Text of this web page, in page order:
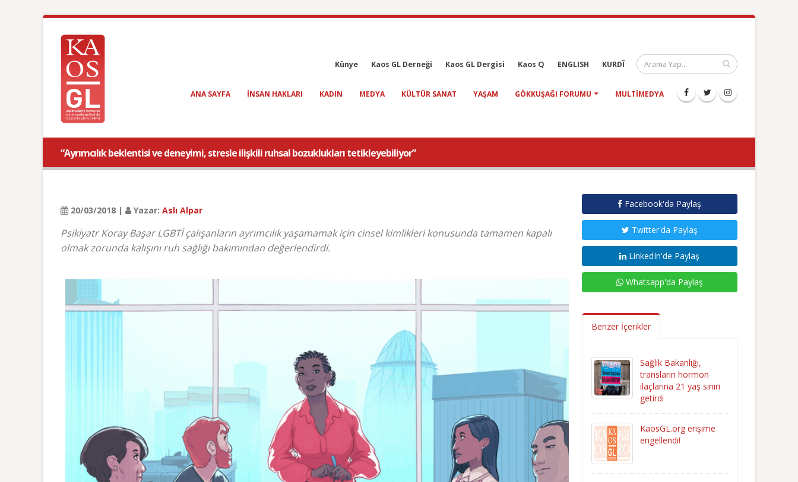
Künye Kaos GL Derneği Kaos GL Dergisi Kaos Q ENGLISH KURDÎ
ANA SAYFA INSAN HAKLARI KADIN MEDYA KÜLTÜR SANAT YAŞAM GÖKKUŞAĞI FORUMU MULTIMEDYA
“Ayrımcılık beklentisi ve deneyimi, stresle ilişkili ruhsal bozuklukları tetikleyebiliyor”
20/03/2018 | Yazar: Aslı Alpar
Psikiyatr Koray Başar LGBTİ çalışanların ayrımcılık yaşamamak için cinsel kimlikleri konusunda tamamen kapalı
olmak zorunda kalışını ruh sağlığı bakımından değerlendirdi.
Facebook'da Paylaş
Twitter'da Paylaş
LinkedIn'de Paylaş
Whatsapp'da Paylaş
Benzer İçerikler
Sağlık Bakanlığı,
transların hormon
ilaçlarına 21 yaş sınırı
getirdi
KaosGL.org erişime
engellendi!